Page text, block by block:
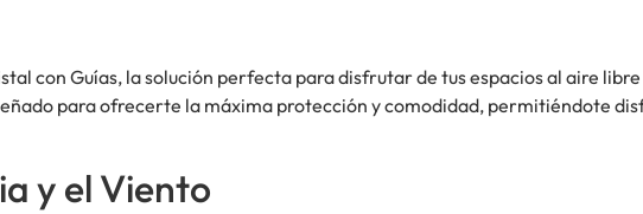
con Guías, la solución perfecta para disfrutar de tus espacios al aire
para ofrecerte la máxima protección y comodidad, permitiéndote
y el Viento